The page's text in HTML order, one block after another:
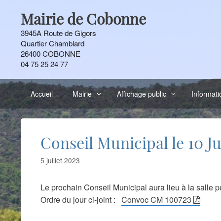
contenu
Mairie de Cobonne
3945A Route de Gigors
Quartier Chamblard
26400 COBONNE
04 75 25 24 77
Accueil Mairie Affichage public
Conseil Municipal le 10
5 juillet 2023
Le prochain Conseil Municipal aura lieu à la salle
Ordre du jour ci-joint : Convoc CM 100723